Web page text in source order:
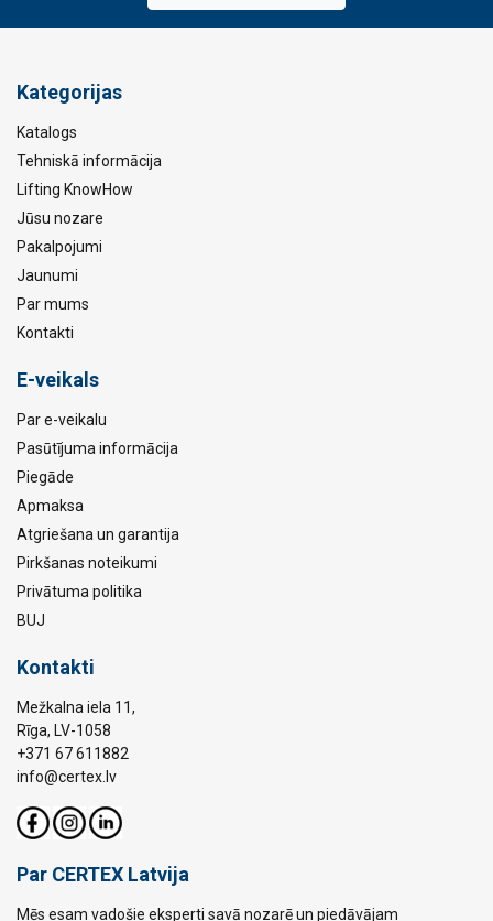
Kategorijas
Katalogs
Tehniskā informācija
Lifting KnowHow
Jūsu nozare
Pakalpojumi
Jaunumi
Par mums
Kontakti
E-veikals
Par e-veikalu
Pasūtījuma informācija
Piegāde
Apmaksa
Atgriešana un garantija
Pirkšanas noteikumi
Privātuma politika
BUJ
Kontakti
Mežkalna iela 11,
Rīga, LV-1058
+371 67 611882
info@certex.lv
Par CERTEX Latvija
Mēs esam vadošie eksperti savā nozarē un piedāvājam